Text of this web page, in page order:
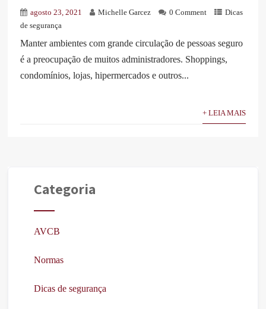
agosto 23, 2021 Michelle Garcez 0 Comment
Dicas
de segurança
Manter ambientes com grande circulação de pessoas seguro
é a preocupação de muitos administradores. Shoppings,
condomínios, lojas, hipermercados e outros...
+ LEIA MAIS
Categoria
AVCB
Normas
Dicas de segurança